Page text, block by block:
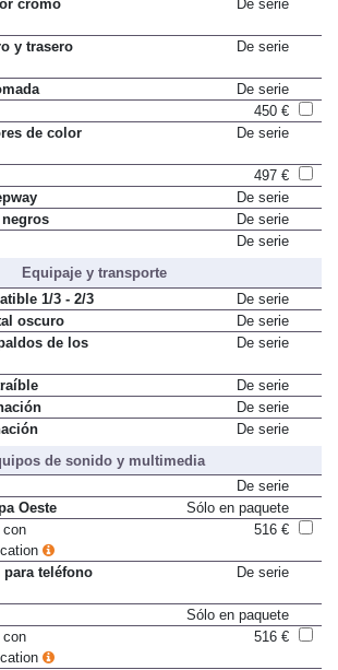
cromo
De serie
y trasero
De serie
De serie
450 €
de color
De serie
497 €
De serie
De serie
De serie
Equipaje y transporte
1/3 - 2/3
De serie
oscuro
De serie
de los
De serie
De serie
De serie
De serie
de sonido y multimedia
De serie
Oeste
Sólo en paquete
con
516 €
teléfono
De serie
Sólo en paquete
con
516 €